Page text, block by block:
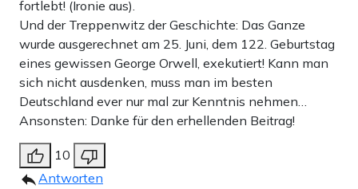
fortlebt! (Ironie aus).
Und der Treppenwitz der Geschichte: Das Ganze
wurde ausgerechnet am 25. Juni, dem 122. Geburtstag
eines gewissen George Orwell, exekutiert! Kann man
sich nicht ausdenken, muss man im besten
Deutschland ever nur mal zur Kenntnis nehmen…
Ansonsten: Danke für den erhellenden Beitrag!
10
Antworten